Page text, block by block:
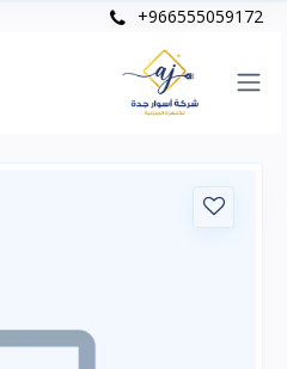
+966555059172